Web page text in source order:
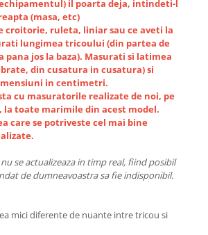
il poarta deja, intindeti-l
(masa, etc)
croitorie, ruleta, liniar sau ce aveti la
lungimea tricoului (din partea de
pana jos la baza). Masurati si latimea
din cusatura in cusatura) si
in centimetri.
cu masuratorile realizate de noi, pe
la toate marimile din acest model.
care se potriveste cel mai bine
se actualizeaza in timp real, fiind posibil
de dumneavoastra sa fie indisponibil.
mici diferente de nuante intre tricou si